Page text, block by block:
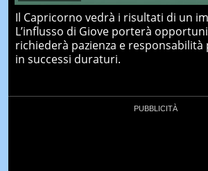
Il Capricorno vedrà i risultati di un
L’influsso di Giove porterà
richiederà pazienza e
in successi duraturi.